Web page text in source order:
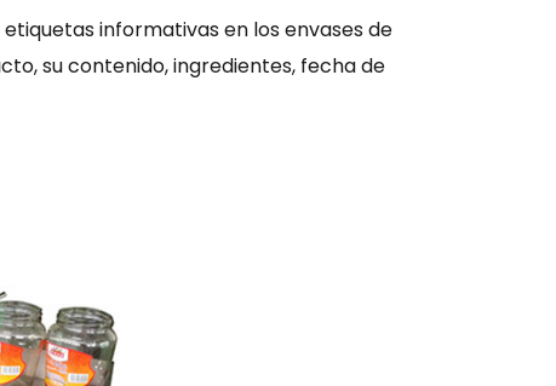
informativas en los envases de
su contenido, ingredientes, fecha de